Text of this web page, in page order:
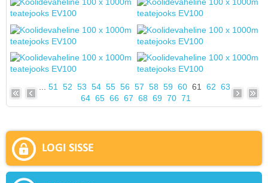
51 52 53 54 55 56 57 58 59 60 61 62 63
64 65 66 67 68 69 70 71
LOGI SISSE